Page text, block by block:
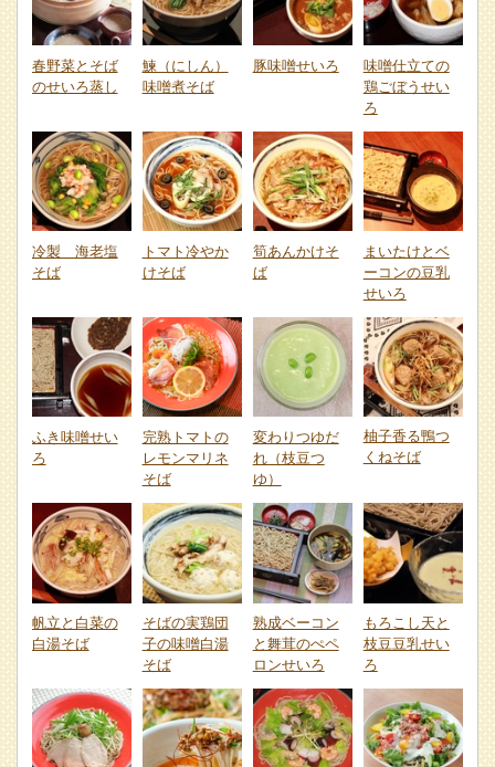
春野菜とそば
のせいろ蒸し
鰊（にしん）
味噌煮そば
豚味噌せいろ
味噌仕立ての
鶏ごぼうせい
ろ
冷製 海老塩
そば
トマト冷やか
けそば
筍あんかけそ
ば
まいたけとベ
ーコンの豆乳
せいろ
ふき味噌せい
ろ
完熟トマトの
レモンマリネ
そば
変わりつゆだ
れ（枝豆つ
ゆ）
柚子香る鴨つ
くねそば
帆立と白菜の
白湯そば
そばの実鶏団
子の味噌白湯
そば
熟成ベーコン
と舞茸のぺペ
ロンせいろ
もろこし天と
枝豆豆乳せい
ろ